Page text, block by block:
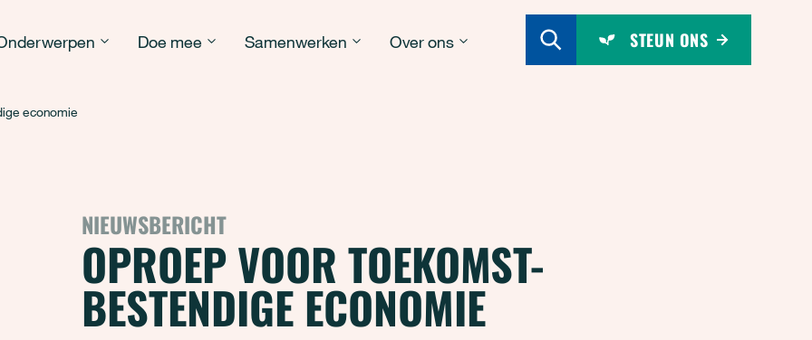
Doe mee Samenwerken Over ons STEUN ONS
economie
NIEUWSBERICHT
OPROEP VOOR TOEKOMST-
BESTENDIGE ECONOMIE